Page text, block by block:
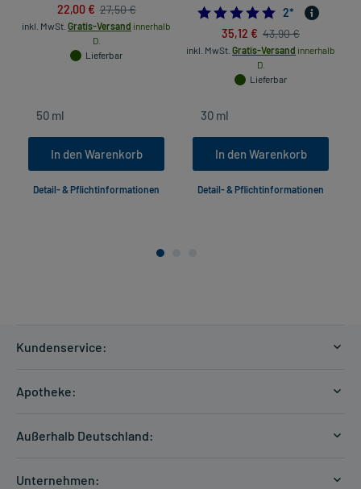
22,00 € 27,50 €
inkl. MwSt. Gratis-Versand innerhalb
D.
Lieferbar
In den Warenkorb
Detail- & Pflichtinformationen
5.0
2*
35,12 € 43,90 €
inkl. MwSt. Gratis-Versand innerhalb
D.
Lieferbar
In den Warenkorb
Detail- & Pflichtinformationen
Kundenservice:
Hilfe
Apotheke:
Außerhalb Deutschland:
Unternehmen: